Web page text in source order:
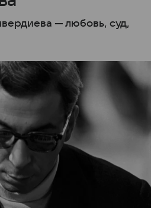
— любовь, суд,